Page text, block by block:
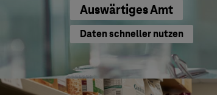
Auswärtiges Amt
Daten schneller nutzen